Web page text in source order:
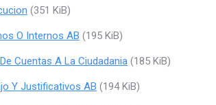
(351 KiB)
O Internos AB (195 KiB)
Cuentas A La Ciudadania (185 KiB)
Y Justificativos AB (194 KiB)